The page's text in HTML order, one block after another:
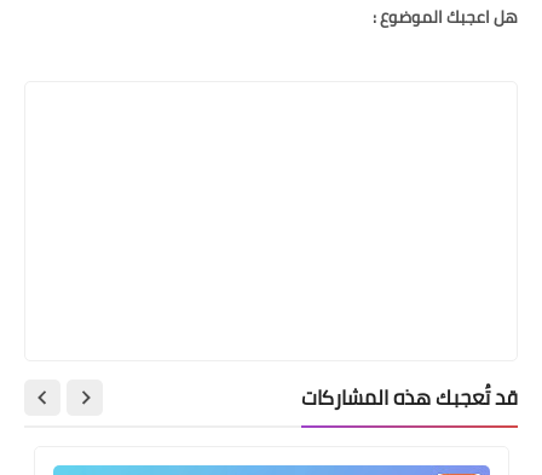
هل اعجبك الموضوع :
قد تُعجبك هذه المشاركات